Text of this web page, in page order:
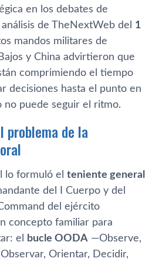
en los debates de
de TheNextWeb del 1
mandos militares de
y China advirtieron que
comprimiendo el tiempo
decisiones hasta el punto en
no puede seguir el ritmo.
problema de la
lo formuló el teniente general
del I Cuerpo y del
del ejército
concepto familiar para
el
bucle OODA —Observe,
Orientar, Decidir,